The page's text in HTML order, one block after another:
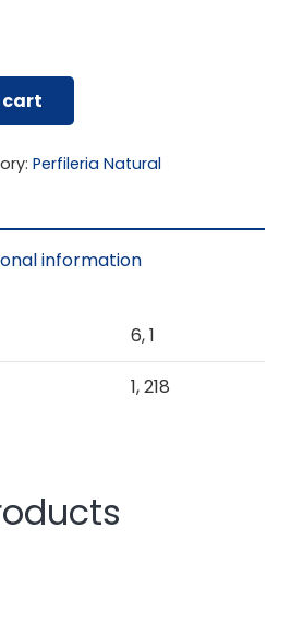
cart
Perfileria Natural
information
6, 1
1, 218